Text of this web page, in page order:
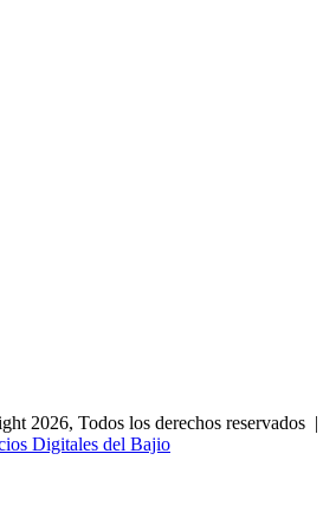
2026, Todos los derechos reservados |
Digitales del Bajio